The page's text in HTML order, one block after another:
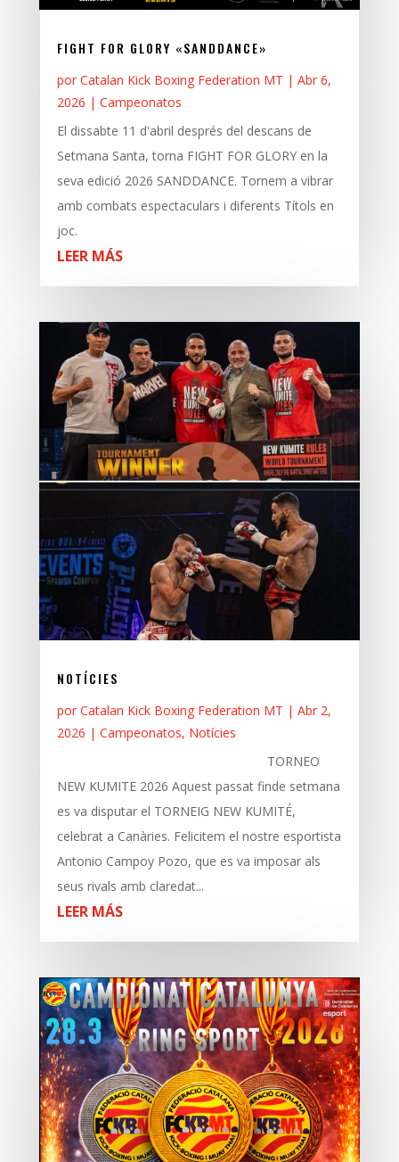
FIGHT FOR GLORY «SANDDANCE»
por Catalan Kick Boxing Federation MT | Abr 6,
2026 | Campeonatos
El dissabte 11 d'abril després del descans de
Setmana Santa, torna FIGHT FOR GLORY en la
seva edició 2026 SANDDANCE. Tornem a vibrar
amb combats espectaculars i diferents Títols en
joc.
LEER MÁS
NOTÍCIES
por Catalan Kick Boxing Federation MT | Abr 2,
2026 | Campeonatos, Notícies
TORNEO
NEW KUMITE 2026 Aquest passat finde setmana
es va disputar el TORNEIG NEW KUMITÉ,
celebrat a Canàries. Felicitem el nostre esportista
Antonio Campoy Pozo, que es va imposar als
seus rivals amb claredat...
LEER MÁS